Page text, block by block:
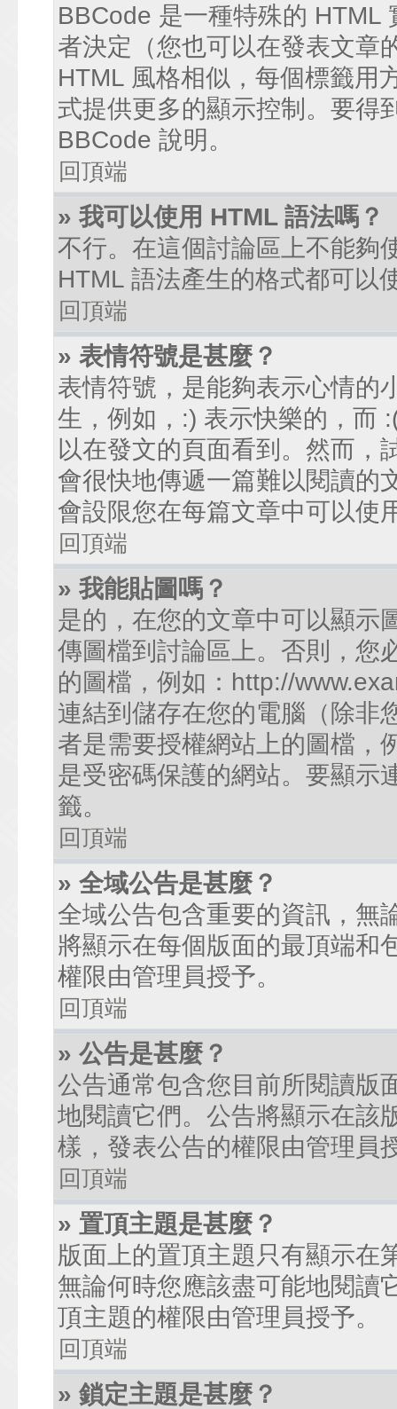
BBCode 是一種特殊的 HTML
者決定（您也可以在發表文章
HTML 風格相似，每個標籤用
式提供更多的顯示控制。要得
BBCode 說明。
回頂端
» 我可以使用 HTML 語法嗎？
不行。在這個討論區上不能夠
HTML 語法產生的格式都可以
回頂端
» 表情符號是甚麼？
表情符號，是能夠表示心情的
生，例如，:) 表示快樂的，而
以在發文的頁面看到。然而，
會很快地傳遞一篇難以閱讀的
會設限您在每篇文章中可以使
回頂端
» 我能貼圖嗎？
是的，在您的文章中可以顯示
傳圖檔到討論區上。否則，您
的圖檔，例如：http://
連結到儲存在您的電腦（除非
者是需要授權網站上的圖檔，
是受密碼保護的網站。要顯示
籤。
回頂端
» 全域公告是甚麼？
全域公告包含重要的資訊，無
將顯示在每個版面的最頂端和
權限由管理員授予。
回頂端
» 公告是甚麼？
公告通常包含您目前所閱讀版
地閱讀它們。公告將顯示在該
樣，發表公告的權限由管理員
回頂端
» 置頂主題是甚麼？
版面上的置頂主題只有顯示在
無論何時您應該盡可能地閱讀
頂主題的權限由管理員授予。
回頂端
» 鎖定主題是甚麼？